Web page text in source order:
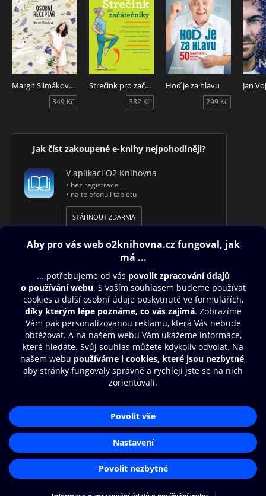
Margit Slimáková: Osobní receptář pro zdraví a pohodu
349 Kč
Strečink pro začátečníky
382 Kč
Hoď je za hlavu
299 Kč
Jak číst zakoupené e-knihy nejpohodlněji?
V aplikaci O2 Knihovna
• bez registrace
• na telefonu i tabletu
STÁHNOUT ZDARMA
Obsah ke stažení
Moje O2 Knihovna
Další zábava
Nákupní řád
Přístupnost
Zásady zpracování osobních údajů
Cookies
Nastavení cookies
Aplikace O2 Knihovna
Čti a poslouchej své e-knihy a
audioknihy rychleji a pohodlněji.